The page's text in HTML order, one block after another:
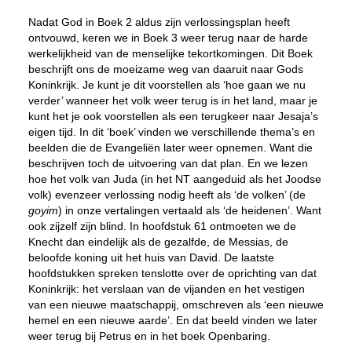
Nadat God in Boek 2 aldus zijn verlossingsplan heeft
ontvouwd, keren we in Boek 3 weer terug naar de harde
werkelijkheid van de menselijke tekortkomingen. Dit Boek
beschrijft ons de moeizame weg van daaruit naar Gods
Koninkrijk. Je kunt je dit voorstellen als ‘hoe gaan we nu
verder’ wanneer het volk weer terug is in het land, maar je
kunt het je ook voorstellen als een terugkeer naar Jesaja’s
eigen tijd. In dit ‘boek’ vinden we verschillende thema’s en
beelden die de Evangeliën later weer opnemen. Want die
beschrijven toch de uitvoering van dat plan. En we lezen
hoe het volk van Juda (in het NT aangeduid als het Joodse
volk) evenzeer verlossing nodig heeft als ‘de volken’ (de
goyim) in onze vertalingen vertaald als ‘de heidenen’. Want
ook zijzelf zijn blind. In hoofdstuk 61 ontmoeten we de
Knecht dan eindelijk als de gezalfde, de Messias, de
beloofde koning uit het huis van David. De laatste
hoofdstukken spreken tenslotte over de oprichting van dat
Koninkrijk: het verslaan van de vijanden en het vestigen
van een nieuwe maatschappij, omschreven als ‘een nieuwe
hemel en een nieuwe aarde’. En dat beeld vinden we later
weer terug bij Petrus en in het boek Openbaring.